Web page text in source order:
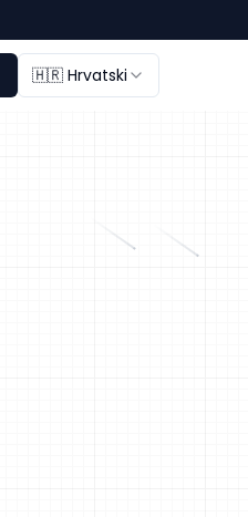
🇭🇷 Hrvatski